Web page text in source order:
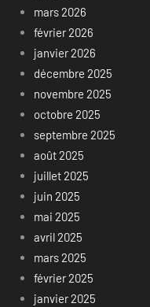
mars 2026
février 2026
janvier 2026
décembre 2025
novembre 2025
octobre 2025
septembre 2025
août 2025
juillet 2025
juin 2025
mai 2025
avril 2025
mars 2025
février 2025
janvier 2025